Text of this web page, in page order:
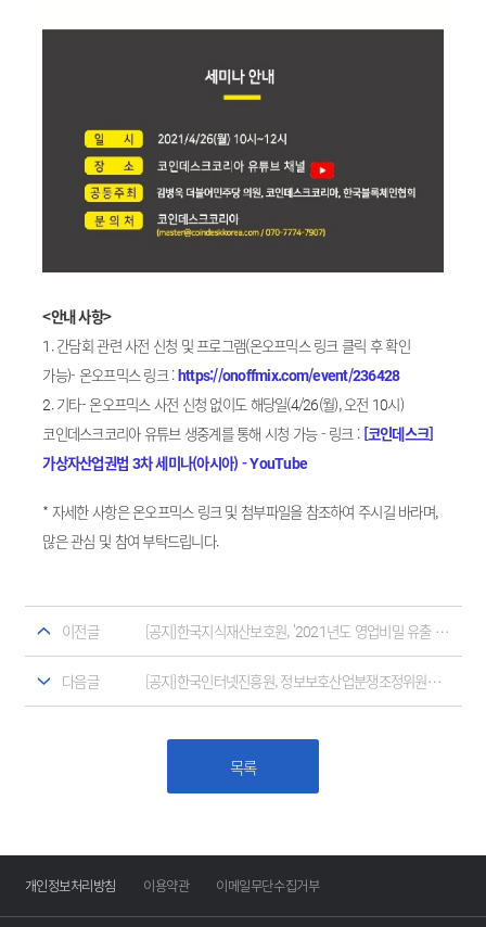
<안내 사항>
1. 간담회 관련 사전 신청 및 프로그램(온오프믹스 링크 클릭 후 확인
가능)- 온오프믹스 링크 :https://onoffmix.com/event/236428
2. 기타- 온오프믹스 사전 신청 없이도 해당일(4/26(월), 오전 10시)
코인데스크코리아 유튜브 생중계를 통해 시청 가능 - 링크 : [코인데스크]
가상자산업권법 3차 세미나(아시아) - YouTube
* 자세한 사항은 온오프믹스 링크 및 첨부파일을 참조하여 주시길 바라며,
많은 관심 및 참여 부탁드립니다.
이전글 [공지]한국지식재산보호원, '2021년도 영업비밀 유출 피해기업 디지털포렌식 지원사업 시행 공고'
다음글 [공지]한국인터넷진흥원, 정보보호산업분쟁조정위원회 '정보보호산업분쟁조정제도'
목록
개인정보처리방침 이용약관 이메일무단수집거부